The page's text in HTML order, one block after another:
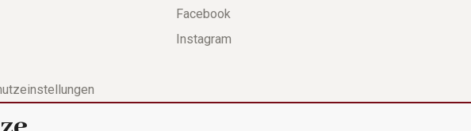
Facebook
Instagram